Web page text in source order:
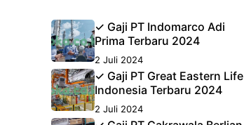
✓ Gaji PT Indomarco Adi
Prima Terbaru 2024
2 Juli 2024
✓ Gaji PT Great Eastern Life
Indonesia Terbaru 2024
2 Juli 2024